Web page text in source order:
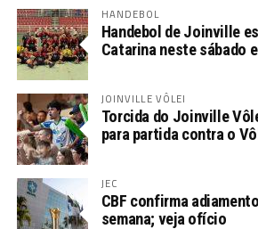
HANDEBOL
Handebol de Joinville
Catarina neste sábado
JOINVILLE VÔLEI
Torcida do Joinville
para partida contra o
JEC
CBF confirma
semana; veja ofício